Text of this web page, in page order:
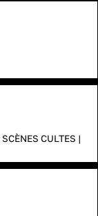
SCÈNES CULTES |